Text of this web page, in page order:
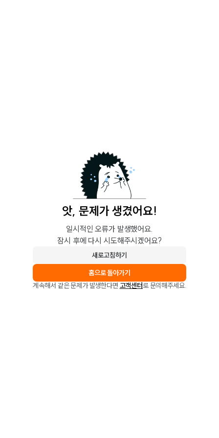
앗, 문제가 생겼어요!
일시적인 오류가 발생했어요.
잠시 후에 다시 시도해주시겠어요?
새로고침하기
홈으로 돌아가기
계속해서 같은 문제가 발생한다면 고객센터로 문의해주세요.